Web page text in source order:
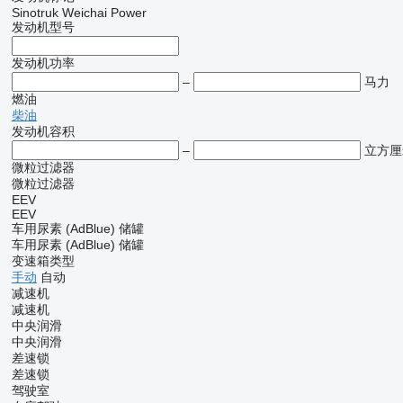
Sinotruk Weichai Power
发动机型号
发动机功率
–
马力
燃油
柴油
发动机容积
–
立方
微粒过滤器
微粒过滤器
EEV
EEV
车用尿素 (AdBlue) 储罐
车用尿素 (AdBlue) 储罐
变速箱类型
手动 自动
减速机
减速机
中央润滑
中央润滑
差速锁
差速锁
驾驶室